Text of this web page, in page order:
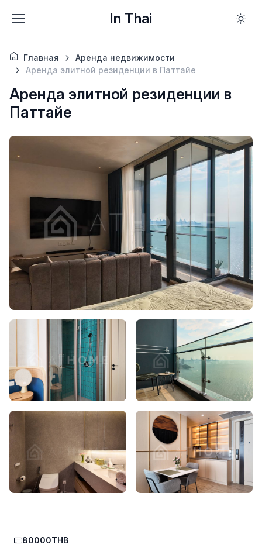
In Thai
Главная
Аренда недвижимости
Аренда элитной резиденции в Паттайе
Аренда элитной резиденции в
Паттайе
80000THB